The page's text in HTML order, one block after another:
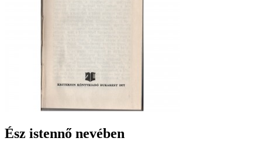
Ész istennő nevében